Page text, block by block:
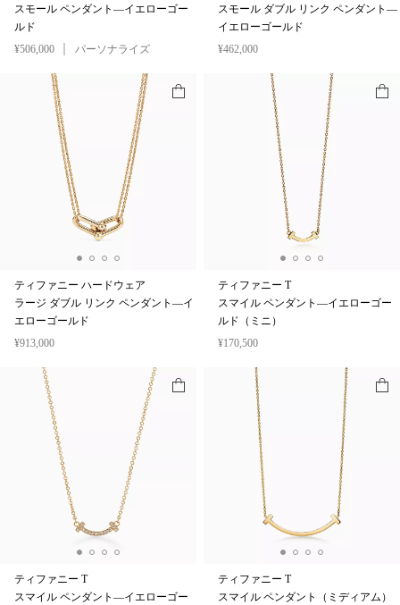
スモール ペンダント—イエローゴー
ルド
¥506,000
パーソナライズ
スモール ダブル リンク ペンダント—
イエローゴールド
¥462,000
ティファニー ハードウェア
ラージ ダブル リンク ペンダント—イ
エローゴールド
¥913,000
ティファニー T
スマイル ペンダント—イエローゴー
ルド（ミニ）
¥170,500
ティファニー T
スマイル ペンダント—イエローゴー
ティファニー T
スマイル ペンダント（ミディアム）